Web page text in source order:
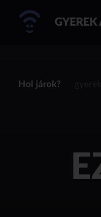
GYEREK
Hol járok?